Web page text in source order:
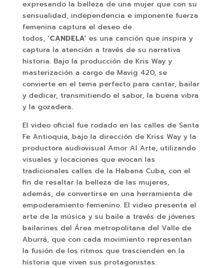
expresando la belleza de una mujer que con su
sensualidad, independencia e imponente fuerza
femenina captura el deseo de
todos, ‘CANDELA’es una canción que inspira y
captura la atención a través de su narrativa
historia. Bajo la producción de Kris Way y
masterización a cargo de Mavig 420, se
convierte en el tema perfecto para cantar, bailar
y dedicar, transmitiendo el sabor, la buena vibra
y la gozadera.
El video oficial fue rodado en las calles de Santa
Fe Antioquia, bajo la dirección de Kriss Way y la
productora audiovisual Amor Al Arte, utilizando
visuales y locaciones que evocan las
tradicionales calles de la Habana Cuba, con el
fin de resaltar la belleza de las mujeres,
además, de convertirse en una herramienta de
empoderamiento femenino. El video presenta el
arte de la música y su baile a través de jóvenes
bailarines del Área metropolitana del Valle de
Aburrá, que con cada movimiento representan
la fusión de los ritmos que trascienden en la
historia que viven sus protagonistas.